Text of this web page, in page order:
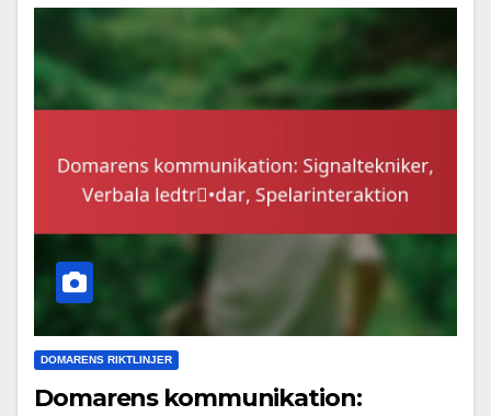
DOMARENS RIKTLINJER
Domarens kommunikation: